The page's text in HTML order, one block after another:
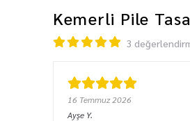
Kemerli Pile
3
16 Temmuz 2026
Ayşe Y.